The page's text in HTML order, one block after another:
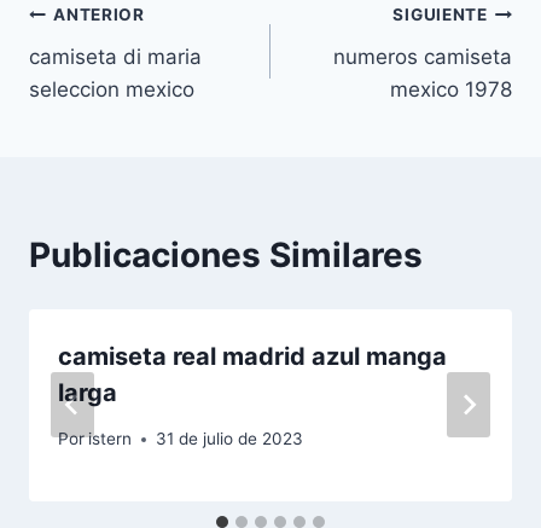
Navegación
de
ANTERIOR
camiseta di maria
seleccion mexico
SIGUIENTE
numeros camiseta
mexico 1978
Publicaciones Similares
camiseta real madrid azul manga
larga
Poristern 31 de julio de 2023